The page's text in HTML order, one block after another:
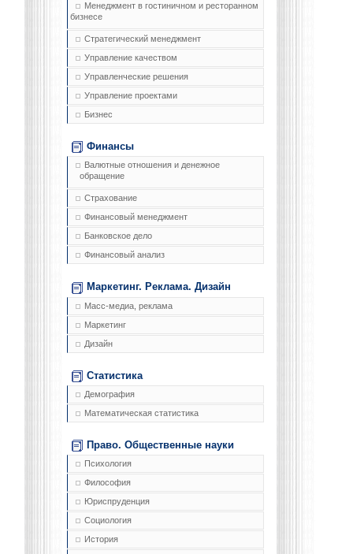
Менеджмент в гостиничном и ресторанном
бизнесе
Стратегический менеджмент
Управление качеством
Управленческие решения
Управление проектами
Бизнес
Финансы
Валютные отношения и денежное
обращение
Страхование
Финансовый менеджмент
Банковское дело
Финансовый анализ
Маркетинг. Реклама. Дизайн
Масс-медиа, реклама
Маркетинг
Дизайн
Статистика
Демография
Математическая статистика
Право. Общественные науки
Психология
Философия
Юриспруденция
Социология
История